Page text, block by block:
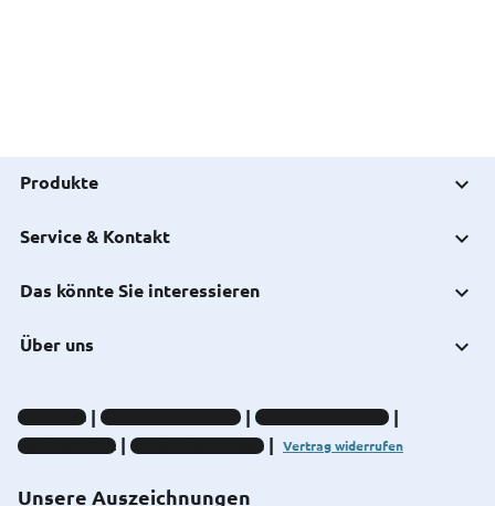
Produkte
Service & Kontakt
Das könnte Sie interessieren
Über uns
Unsere Auszeichnungen
Impressum Datenschutz-Hinweise
Compliance-Hinweise
Barrierefreiheit
Cookie-Einstellungen Vertrag widerrufen